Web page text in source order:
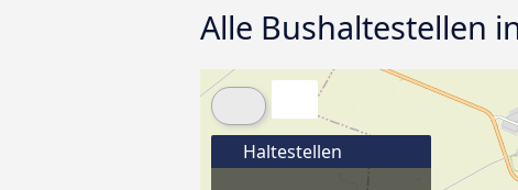
Alle Bushaltestellen
Haltestellen